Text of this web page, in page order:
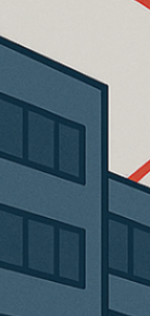
Das
Schritt,